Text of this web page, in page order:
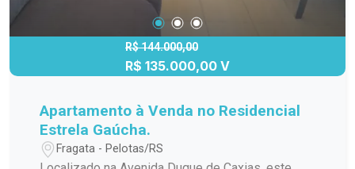
é o lugar perfeito para quem busca um lar prático
e bem localizado. Não perca tempo, entre em
contato agora mesmo e venha conhecer seu
R$ 144.000,00
R$ 135.000,00 V
Apartamento à Venda no Residencial
Estrela Gaúcha.
Fragata - Pelotas/RS